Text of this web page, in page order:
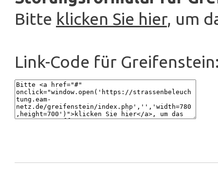
Bitte klicken Sie hier, um
Link-Code für